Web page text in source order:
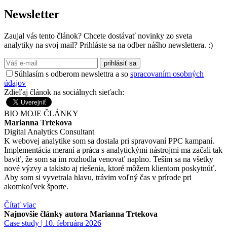
Newsletter
Zaujal vás tento článok? Chcete dostávať novinky zo sveta
analytiky na svoj mail? Prihláste sa na odber nášho newslettera. :)
prihlásiť sa
Súhlasím s odberom newslettra a so spracovaním osobných
údajov
Zdieľaj článok na sociálnych sieťach:
BIO MOJE ČLÁNKY
Marianna Trtekova
Digital Analytics Consultant
K webovej analytike som sa dostala pri spravovaní PPC kampaní.
Implementácia meraní a práca s analytickými nástrojmi ma začali tak
baviť, že som sa im rozhodla venovať naplno. Teším sa na všetky
nové výzvy a takisto aj riešenia, ktoré môžem klientom poskytnúť.
Aby som si vyvetrala hlavu, trávim voľný čas v prírode pri
akomkoľvek športe.
Čítať viac
Najnovšie články autora Marianna Trtekova
Case study | 10. februára 2026